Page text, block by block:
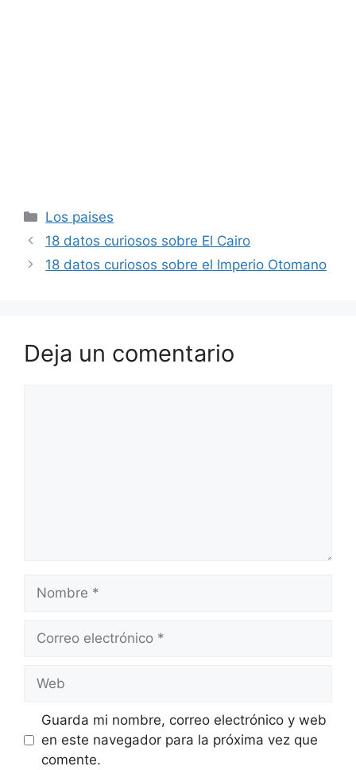
Categorías
Los paises
18 datos curiosos sobre El Cairo
18 datos curiosos sobre el Imperio Otomano
Deja un comentario
electrónico
Guarda mi nombre, correo electrónico y web
en este navegador para la próxima vez que
comente.